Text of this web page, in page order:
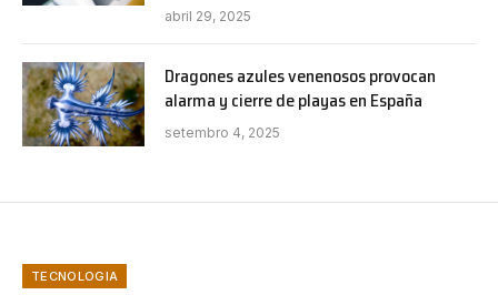
abril 29, 2025
Dragones azules venenosos provocan
alarma y cierre de playas en España
setembro 4, 2025
TECNOLOGIA